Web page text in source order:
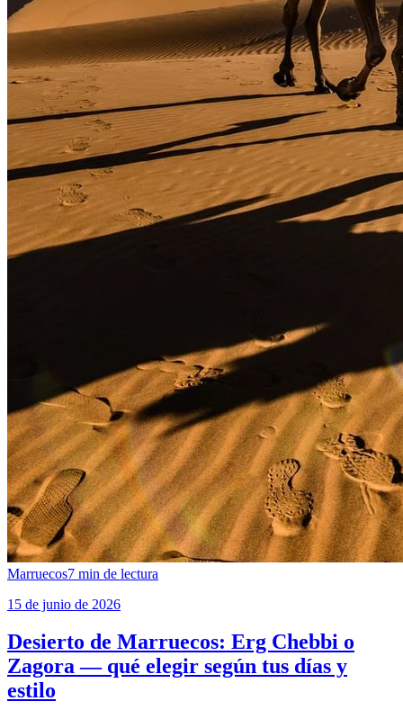
Marruecos7 min de lectura
15 de junio de 2026
Desierto de Marruecos: Erg Chebbi o
Zagora — qué elegir según tus días y
estilo